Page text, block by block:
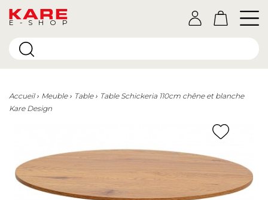
E-SHOP
Accueil Meuble Table
Table Schickeria 110cm chêne et blanche
Kare Design